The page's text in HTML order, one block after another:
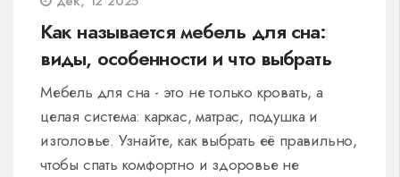
Как называется мебель для сна:
виды, особенности и что выбрать
Мебель для сна - это не только кровать, а
целая система: каркас, матрас, подушка и
изголовье. Узнайте, как выбрать её правильно,
чтобы спать комфортно и здоровье не